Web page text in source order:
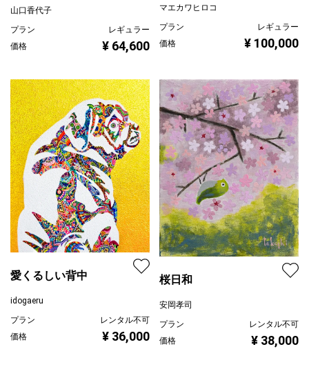
山口香代子
プラン
レギュラー
価格
¥ 64,600
マエカワヒロコ
プラン
レギュラー
価格
¥ 100,000
愛くるしい背中
idogaeru
プラン
レンタル不可
価格
¥ 36,000
桜日和
安岡孝司
プラン
レンタル不可
価格
¥ 38,000